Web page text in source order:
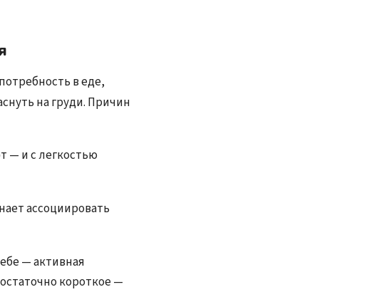
в еде,
на груди. Причин
— и с легкостью
ассоциировать
— активная
короткое —